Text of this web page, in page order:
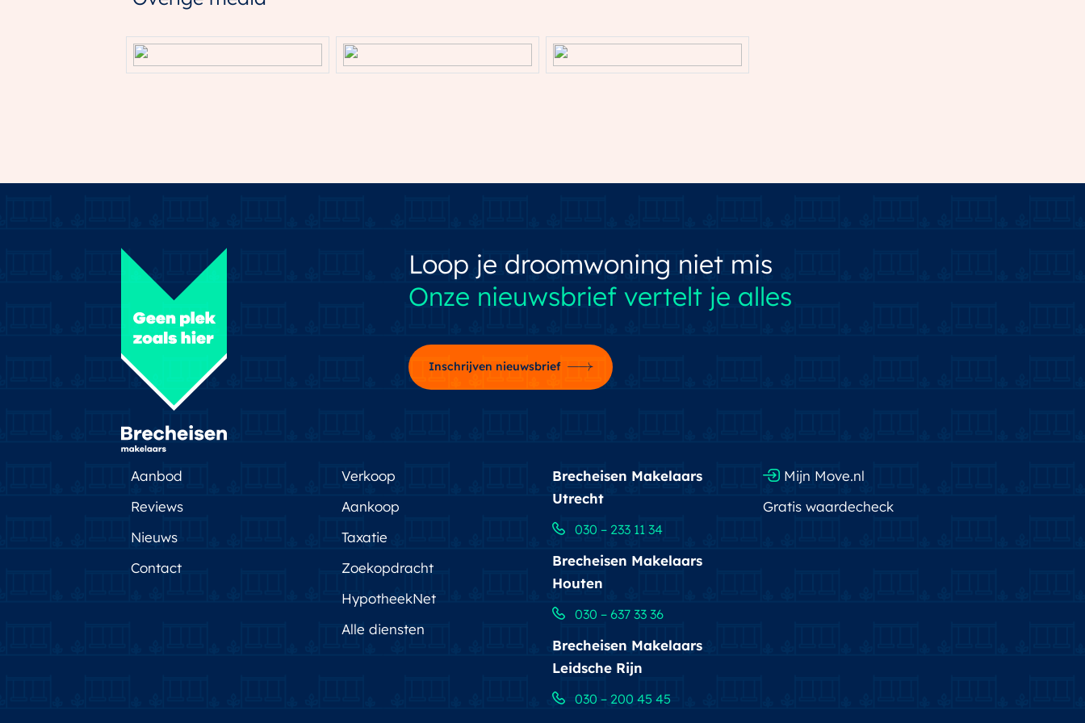
Loop je droomwoning niet mis
Onze nieuwsbrief vertelt je alles
Inschrijven nieuwsbrief
Aanbod
Reviews
Nieuws
Contact
Verkoop
Aankoop
Taxatie
Zoekopdracht
HypotheekNet
Alle diensten
Brecheisen Makelaars
Utrecht
030 – 233 11 34
Brecheisen Makelaars
Houten
030 – 637 33 36
Brecheisen Makelaars
Leidsche Rijn
030 – 200 45 45
Mijn Move.nl
Gratis waardecheck